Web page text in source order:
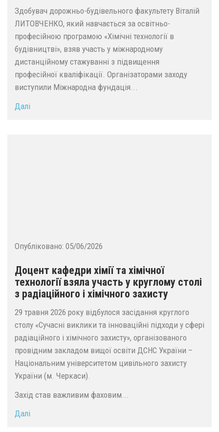
Здобувач дорожньо-будівельного факультету Віталій
ЛИТОВЧЕНКО, який навчається за освітньо-
професійною програмою «Хімічні технології в
будівництві», взяв участь у міжнародному
дистанційному стажуванні з підвищення
професійної кваліфікації. Організаторами заходу
виступили Міжнародна фундація...
Далі
Опубліковано: 05/06/2026
Доцент кафедри хімії та хімічної
технології взяла участь у круглому столі
з радіаційного і хімічного захисту
29 травня 2026 року відбулося засідання круглого
столу «Сучасні виклики та інноваційні підходи у сфері
радіаційного і хімічного захисту», організованого
провідним закладом вищої освіти ДСНС України –
Національним університетом цивільного захисту
України (м. Черкаси).
Захід став важливим фаховим...
Далі